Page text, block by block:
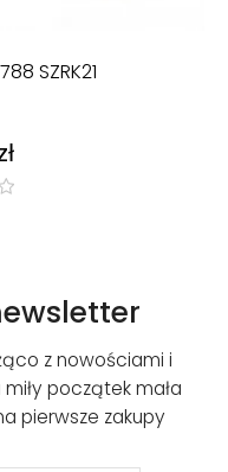
SZRK21
z nowościami i
miły początek mała
pierwsze zakupy